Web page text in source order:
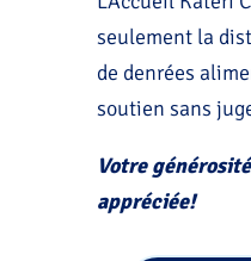
seulement la
de denrées
soutien sans
Votre
appréciée!